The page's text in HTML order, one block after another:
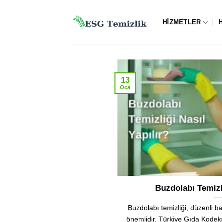
HIZMETLER
Buzdolabı
Buzdolabı temizliği, düzenli
önemlidir. Türkiye Gıda
13
Oca